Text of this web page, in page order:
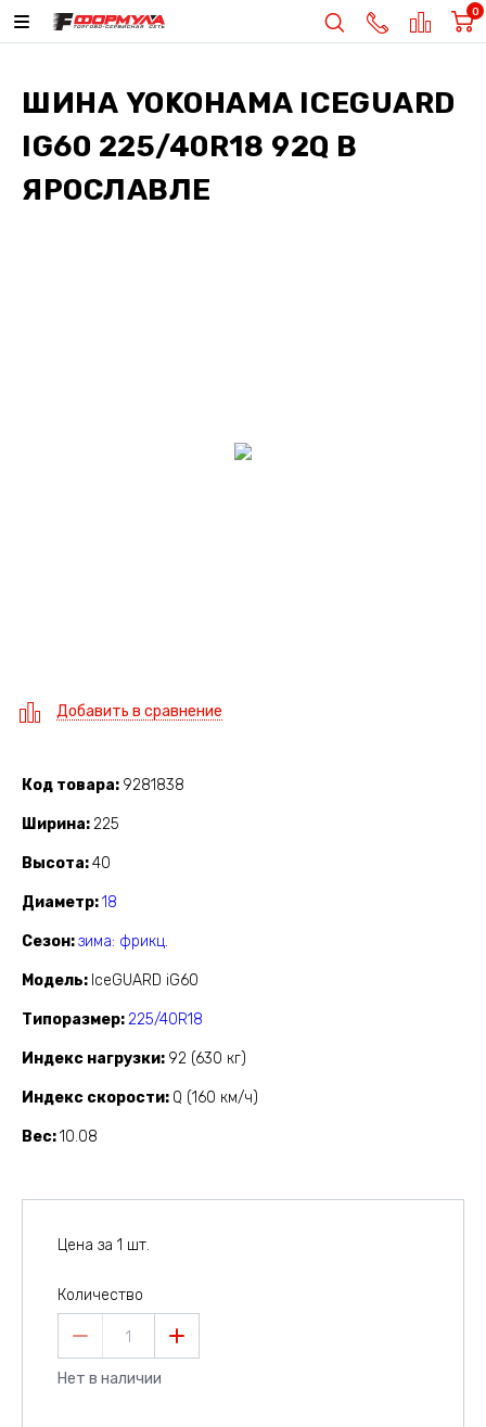
0
ШИНА YOKOHAMA ICEGUARD
IG60 225/40R18 92Q В
ЯРОСЛАВЛЕ
Добавить в сравнение
Код товара 9281838
Ширина 225
Высота 40
Диаметр 18
Сезон зима: фрикц.
Модель IceGUARD iG60
Типоразмер 225/40R18
Индекс нагрузки 92 (630 кг)
Индекс скорости Q (160 км/ч)
Вес 10.08
Цена за 1 шт.
Количество
1
Нет в наличии